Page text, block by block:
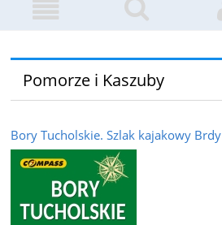
Pomorze i Kaszuby
Bory Tucholskie. Szlak kajakowy Brdy